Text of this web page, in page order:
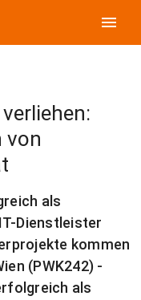
menu
von
als
Dienstleister
kommen
(PWK242) -
als